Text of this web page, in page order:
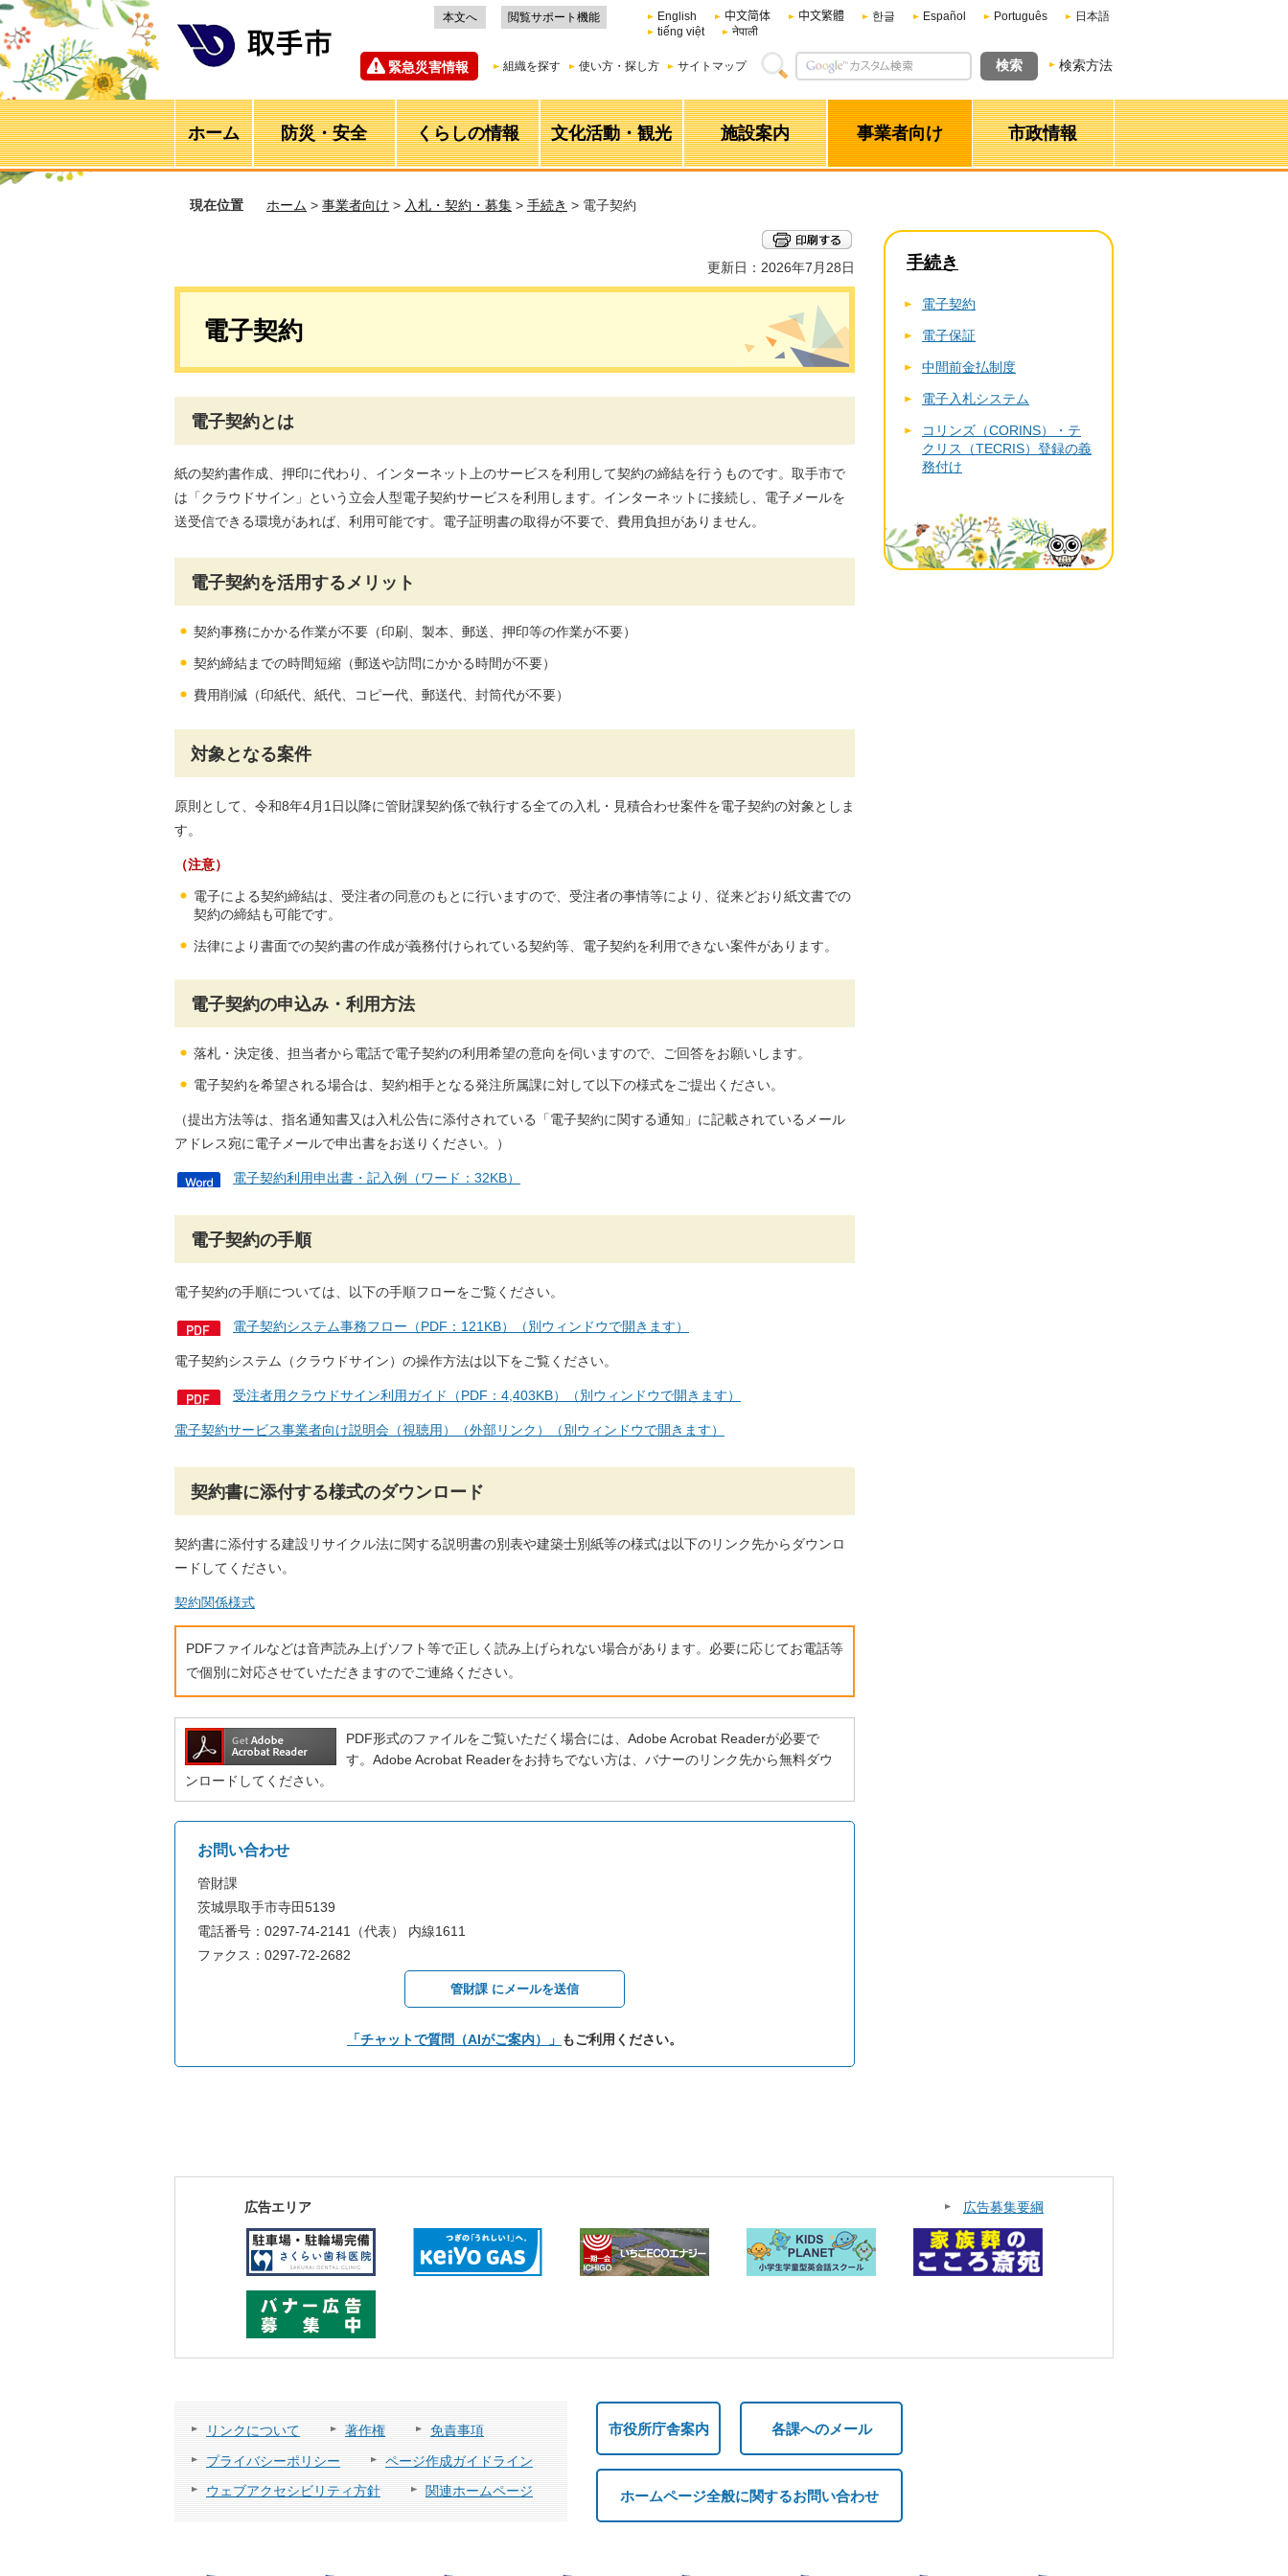
本文へ 閲覧サポート機能 English 中文简体 中文繁體 한글 Español Português
日本語
tiếng việt
नेपाली
緊急災害情報 組織を探す 使い方・探し方 サイトマップ 検索方法
ホーム 防災・安全 くらしの情報 文化活動・観光 施設案内 事業者向け 市政情報
現在位置 ホーム > 事業者向け > 入札・契約・募集 > 手続き > 電子契約
更新日：2026年7月28日
電子契約
電子契約とは
紙の契約書作成、押印に代わり、インターネット上のサービスを利用して契約の締結を行うものです。取手市で
は「クラウドサイン」という立会人型電子契約サービスを利用します。インターネットに接続し、電子メールを
送受信できる環境があれば、利用可能です。電子証明書の取得が不要で、費用負担がありません。
電子契約を活用するメリット
契約事務にかかる作業が不要（印刷、製本、郵送、押印等の作業が不要）
契約締結までの時間短縮（郵送や訪問にかかる時間が不要）
費用削減（印紙代、紙代、コピー代、郵送代、封筒代が不要）
対象となる案件
原則として、令和8年4月1日以降に管財課契約係で執行する全ての入札・見積合わせ案件を電子契約の対象としま
す。
（注意）
電子による契約締結は、受注者の同意のもとに行いますので、受注者の事情等により、従来どおり紙文書での
契約の締結も可能です。
法律により書面での契約書の作成が義務付けられている契約等、電子契約を利用できない案件があります。
電子契約の申込み・利用方法
落札・決定後、担当者から電話で電子契約の利用希望の意向を伺いますので、ご回答をお願いします。
電子契約を希望される場合は、契約相手となる発注所属課に対して以下の様式をご提出ください。
（提出方法等は、指名通知書又は入札公告に添付されている「電子契約に関する通知」に記載されているメール
アドレス宛に電子メールで申出書をお送りください。）
電子契約利用申出書・記入例（ワード：32KB）
電子契約の手順
電子契約の手順については、以下の手順フローをご覧ください。
電子契約システム事務フロー（PDF：121KB）（別ウィンドウで開きます）
電子契約システム（クラウドサイン）の操作方法は以下をご覧ください。
受注者用クラウドサイン利用ガイド（PDF：4,403KB）（別ウィンドウで開きます）
電子契約サービス事業者向け説明会（視聴用）（外部リンク）（別ウィンドウで開きます）
契約書に添付する様式のダウンロード
契約書に添付する建設リサイクル法に関する説明書の別表や建築士別紙等の様式は以下のリンク先からダウンロ
ードしてください。
契約関係様式
PDFファイルなどは音声読み上げソフト等で正しく読み上げられない場合があります。必要に応じてお電話等
で個別に対応させていただきますのでご連絡ください。
PDF形式のファイルをご覧いただく場合には、Adobe Acrobat Readerが必要で
す。Adobe Acrobat Readerをお持ちでない方は、バナーのリンク先から無料ダウ
ンロードしてください。
お問い合わせ
管財課
茨城県取手市寺田5139
電話番号：0297-74-2141（代表） 内線1611
ファクス：0297-72-2682
管財課 にメールを送信
「チャットで質問（AIがご案内）」 もご利用ください。
手続き
電子契約
電子保証
中間前金払制度
電子入札システム
コリンズ（CORINS）・テ
クリス（TECRIS）登録の義
務付け
広告エリア 広告募集要綱
リンクについて 著作権
免責事項
プライバシーポリシー
ページ作成ガイドライン
ウェブアクセシビリティ方針
関連ホームページ
市役所庁舎案内 各課へのメール
ホームページ全般に関するお問い合わせ